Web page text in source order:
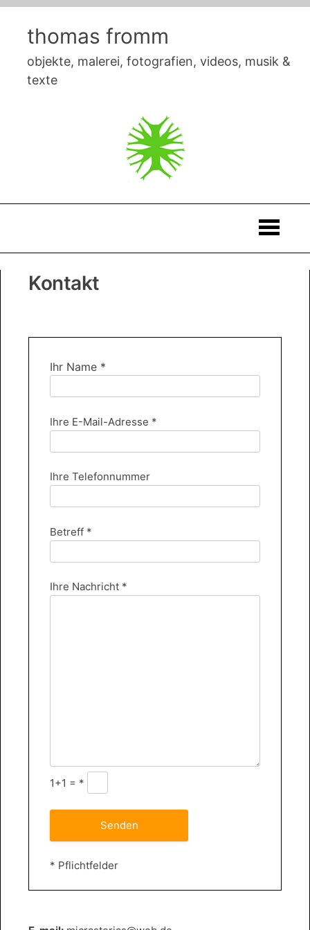
Skip
contentthomas fromm
objekte, malerei, fotografien, videos, musik &
texte
Fromm
Kontakt
Ihr Name *
Ihre E-Mail-Adresse *
Ihre Telefonnummer
Betreff *
Ihre Nachricht *
1+1 = *
* Pflichtfelder